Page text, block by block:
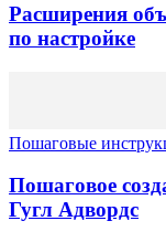
Расширения
по настройке
Пошаговые
Пошаговое
Гугл Адвордс